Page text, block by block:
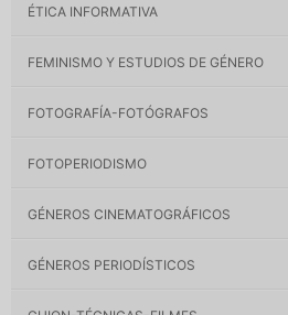
ÉTICA INFORMATIVA
FEMINISMO Y ESTUDIOS DE GÉNERO
FOTOGRAFÍA-FOTÓGRAFOS
FOTOPERIODISMO
GÉNEROS CINEMATOGRÁFICOS
GÉNEROS PERIODÍSTICOS